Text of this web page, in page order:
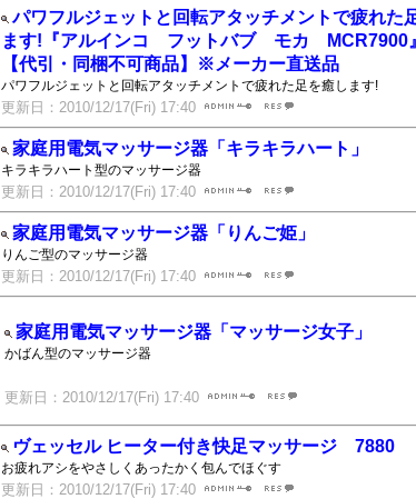
パワフルジェットと回転アタッチメントで疲れた
ます!『アルインコ フットバブ モカ
【代引・同梱不可商品】※メーカー直送品
パワフルジェットと回転アタッチメントで疲れた足を癒します!
更新日：2010/12/17(Fri) 17:40
家庭用電気マッサージ器「キラキラハート」
キラキラハート型のマッサージ器
更新日：2010/12/17(Fri) 17:40
家庭用電気マッサージ器「りんご姫」
りんご型のマッサージ器
更新日：2010/12/17(Fri) 17:40
家庭用電気マッサージ器「マッサージ女子」
かばん型のマッサージ器
更新日：2010/12/17(Fri) 17:40
ヴェッセル ヒーター付き快足マッサージ 7880
お疲れアシをやさしくあったかく包んでほぐす
更新日：2010/12/17(Fri) 17:40